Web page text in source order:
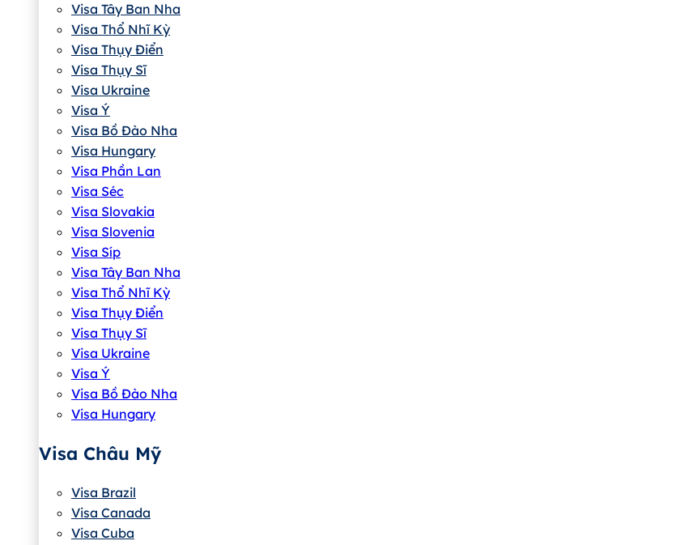
Visa Tây Ban Nha
Visa Thổ Nhĩ Kỳ
Visa Thụy Điển
Visa Thụy Sĩ
Visa Ukraine
Visa Ý
Visa Bồ Đào Nha
Visa Hungary
Visa Phần Lan
Visa Séc
Visa Slovakia
Visa Slovenia
Visa Síp
Visa Tây Ban Nha
Visa Thổ Nhĩ Kỳ
Visa Thụy Điển
Visa Thụy Sĩ
Visa Ukraine
Visa Ý
Visa Bồ Đào Nha
Visa Hungary
Visa Châu Mỹ
Visa Brazil
Visa Canada
Visa Cuba